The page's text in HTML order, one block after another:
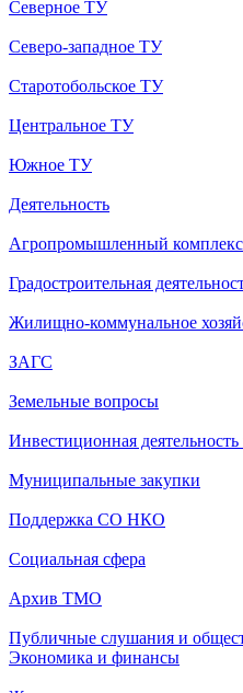
Северное ТУ
Северо-западное ТУ
Старотобольское ТУ
Центральное ТУ
Южное ТУ
Деятельность
Агропромышленный комплекс
Градостроительная
Жилищно-коммунальное
ЗАГС
Земельные вопросы
Инвестиционная
Муниципальные закупки
Поддержка СО НКО
Социальная сфера
Архив ТМО
Публичные слушания и
Экономика и финансы